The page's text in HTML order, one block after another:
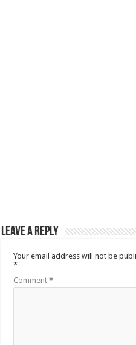
Leave a Reply
Your email address will not be
*
Comment*